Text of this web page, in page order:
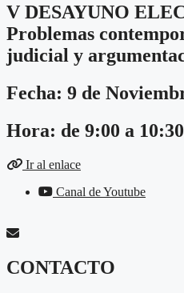
V DESAYUNO
Problemas
judicial y
Fecha: 9 de
Hora: de 9:00 a
Ir al enlace
Canal de Youtube
CONTACTO